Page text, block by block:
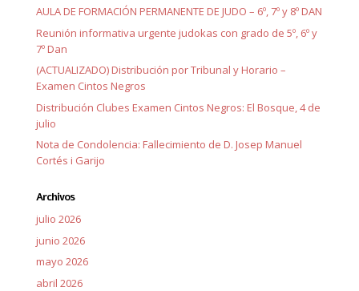
AULA DE FORMACIÓN PERMANENTE DE JUDO – 6º, 7º y 8º DAN
Reunión informativa urgente judokas con grado de 5º, 6º y
7º Dan
(ACTUALIZADO) Distribución por Tribunal y Horario –
Examen Cintos Negros
Distribución Clubes Examen Cintos Negros: El Bosque, 4 de
julio
Nota de Condolencia: Fallecimiento de D. Josep Manuel
Cortés i Garijo
Archivos
julio 2026
junio 2026
mayo 2026
abril 2026